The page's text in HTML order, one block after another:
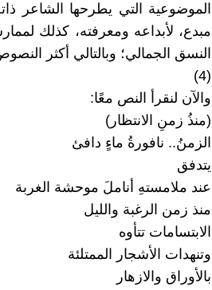
الموضوعية التي يطرحها الشاعر
مبدع، لأبداعه ومعرفته، كذلك
النسق الجمالي؛ وبالتالي أكثر
(4)
والآن لنقرأ النص معًا:
(منذُ زمنِ الانتظار)
الزمنُ.. نافورةُ ماءٍ دافئ
يتدفق
عند ملامستهِ أناملَ موحشة الغربة
منذ زمن الرغبة والليل
الابتسامات تتأوه
وتنهدات الأشجار الممتلئة
بالأوراق والازهار